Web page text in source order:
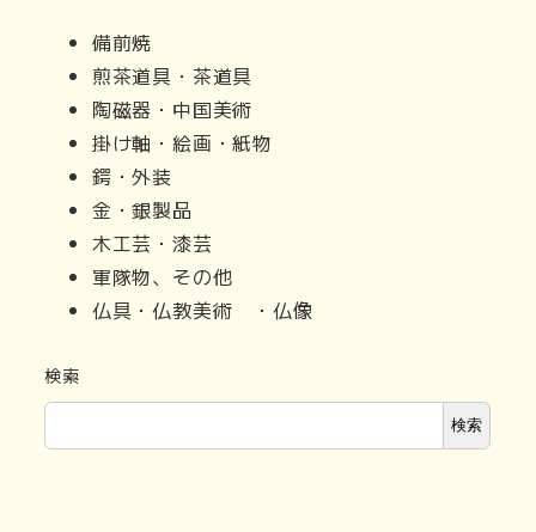
備前焼
煎茶道具・茶道具
陶磁器・中国美術
掛け軸・絵画・紙物
鍔・外装
金・銀製品
木工芸・漆芸
軍隊物、その他
仏具・仏教美術 ・仏像
検索
検索